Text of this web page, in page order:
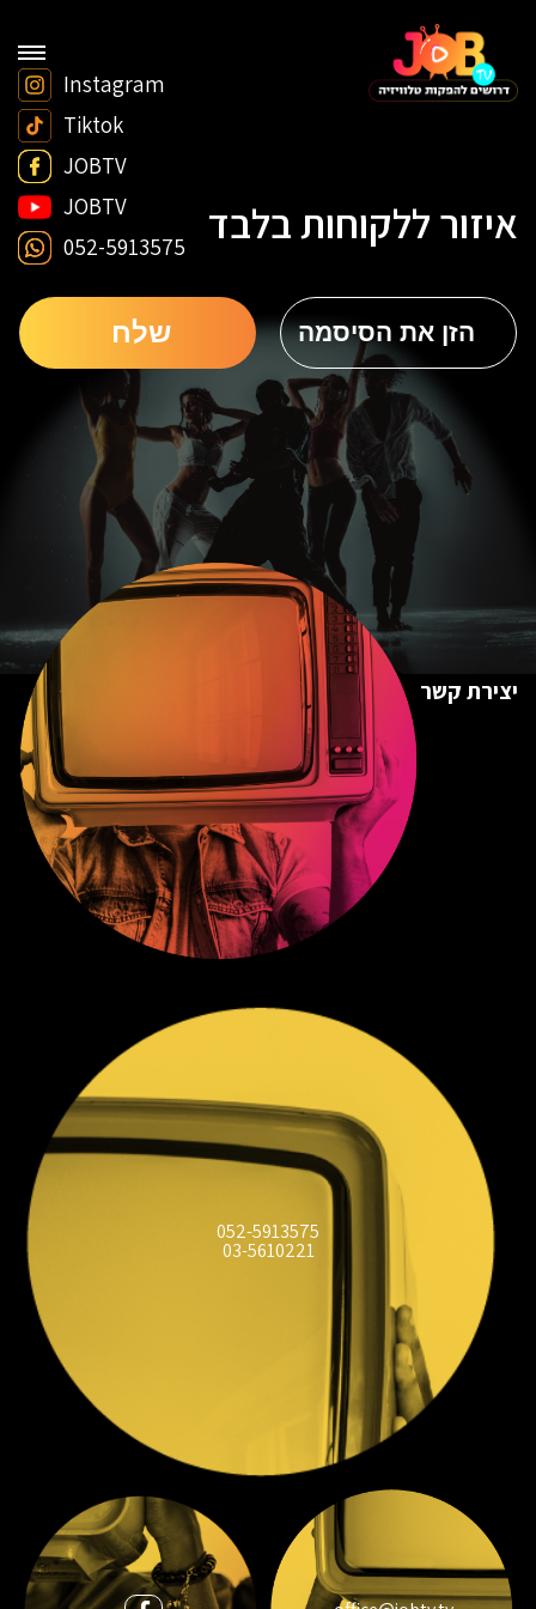
Instagram
Tiktok
JOBTV
JOBTV
052-5913575
איזור ללקוחות בלבד
יצירת קשר
052-5913575
03-5610221